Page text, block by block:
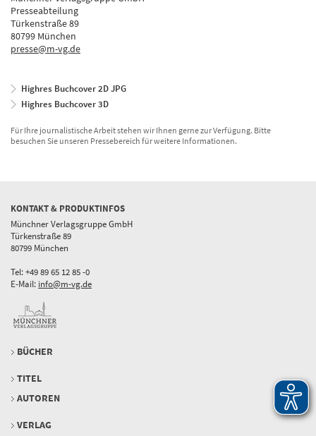
Presseabteilung
Türkenstraße 89
80799 München
presse@m-vg.de
Highres Buchcover 2D JPG
Highres Buchcover 3D
Für Ihre journalistische Arbeit stehen wir Ihnen gerne zur Verfügung. Bitte
besuchen Sie unseren Pressebereich für weitere Informationen.
KONTAKT & PRODUKTINFOS
Münchner Verlagsgruppe GmbH
Türkenstraße 89
80799 München
Tel: +49 89 65 12 85 -0
E-Mail: info@m-vg.de
BÜCHER
TITEL
AUTOREN
VERLAG